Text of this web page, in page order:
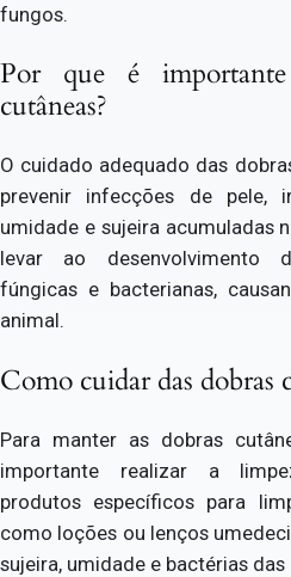
fungos.
Por que é
cutâneas?
O cuidado adequado das
prevenir infecções de pele,
umidade e sujeira acumuladas
levar ao desenvolvimento
fúngicas e bacterianas,
animal.
Como cuidar das dobras
Para manter as dobras
importante realizar a
produtos específicos para
como loções ou lenços
sujeira, umidade e bactérias das